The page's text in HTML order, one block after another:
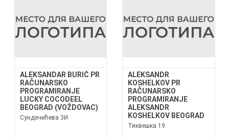
ALEKSANDAR BURIĆ PR
RAČUNARSKO
PROGRAMIRANJE
LUCKY COCODEEL
BEOGRAD (VOŽDOVAC)
Сундечићева 3И
ALEKSANDR
KOSHELKOV PR
RAČUNARSKO
PROGRAMIRANJE
ALEKSANDR
KOSHELKOV BEOGRAD
Тиквешка 19